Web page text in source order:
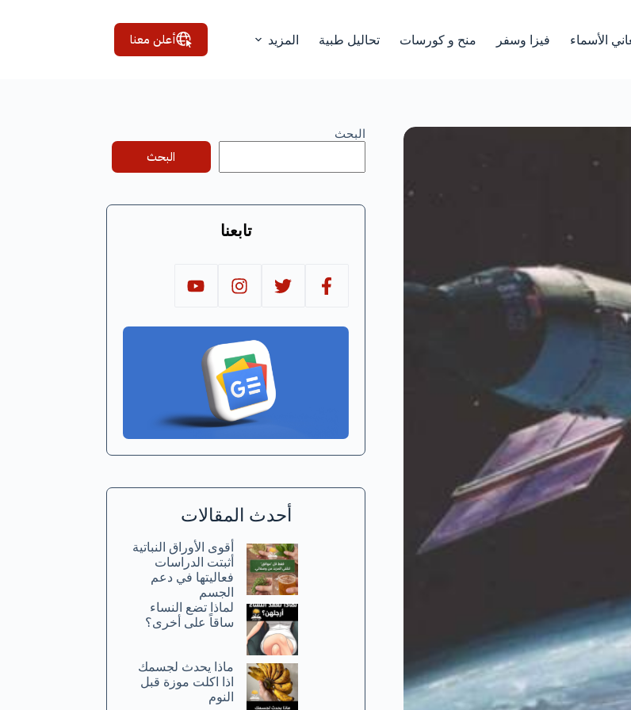
الأسماء فيزا وسفر منح و كورسات تحاليل طبية المزيد أعلن معنا
البحث
البحث
تابعنا
أحدث المقالات
أقوى الأوراق النباتية
أثبتت الدراسات
فعاليتها في دعم
الجسم
لماذا تضع النساء
ساقاً على أخرى؟
ماذا يحدث لجسمك
اذا اكلت موزة قبل
النوم